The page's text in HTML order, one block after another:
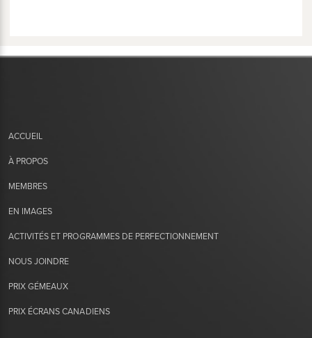
ACCUEIL
À PROPOS
MEMBRES
EN IMAGES
ACTIVITÉS ET PROGRAMMES DE PERFECTIONNEMENT
NOUS JOINDRE
PRIX GÉMEAUX
PRIX ÉCRANS CANADIENS